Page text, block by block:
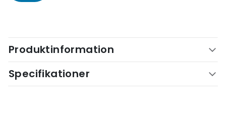
Produktinformation
Specifikationer